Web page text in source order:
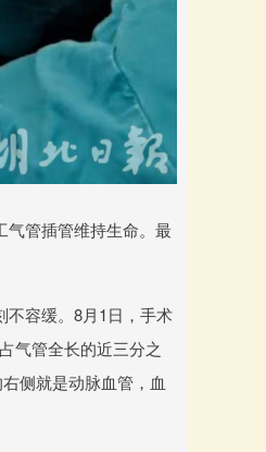
气管插管维持生命。最
不容缓。8月1日，手术
气管全长的近三分之
侧就是动脉血管，血